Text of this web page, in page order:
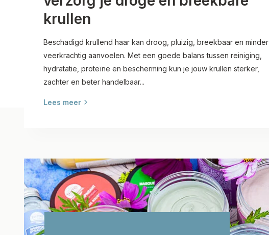
krullen
Beschadigd krullend haar kan droog, pluizig, breekbaar en minder
veerkrachtig aanvoelen. Met een goede balans tussen reiniging,
hydratatie, proteïne en bescherming kun je jouw krullen sterker,
zachter en beter handelbaar...
Lees meer